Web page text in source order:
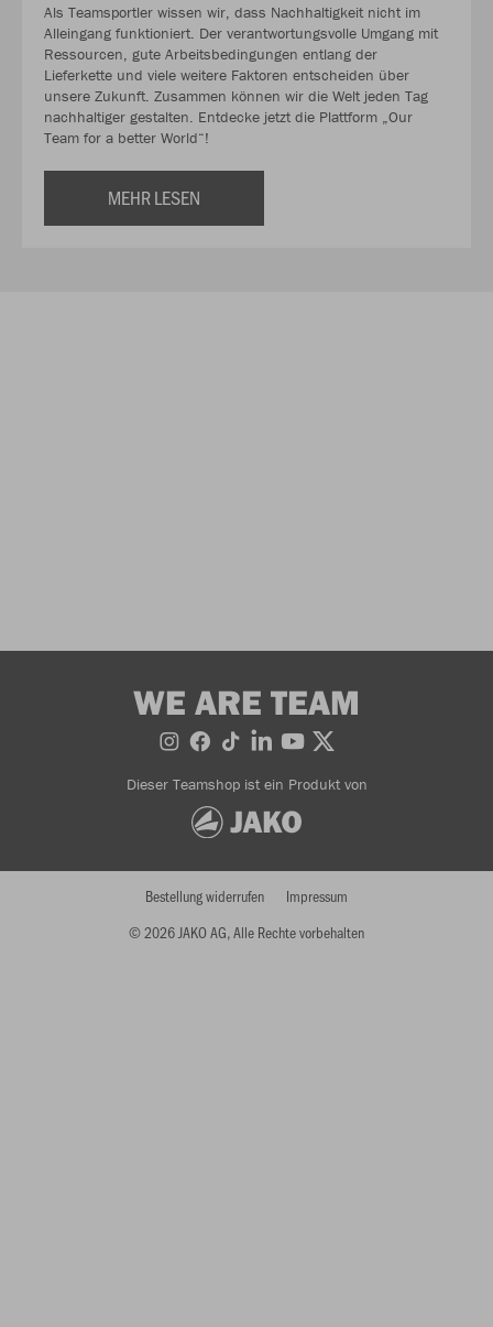
Als Teamsportler wissen wir, dass Nachhaltigkeit nicht im
Alleingang funktioniert. Der verantwortungsvolle Umgang mit
Ressourcen, gute Arbeitsbedingungen entlang der
Lieferkette und viele weitere Faktoren entscheiden über
unsere Zukunft. Zusammen können wir die Welt jeden Tag
nachhaltiger gestalten. Entdecke jetzt die Plattform „Our
Team for a better World“!
MEHR LESEN
WE ARE TEAM
Dieser Teamshop ist ein Produkt von
© 2026 JAKO AG, Alle Rechte vorbehalten
Bestellung widerrufen Impressum